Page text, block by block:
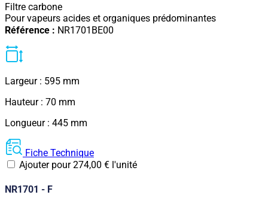
Filtre carbone
Pour vapeurs acides et organiques prédominantes
Référence : NR1701BE00
Largeur : 595 mm
Hauteur : 70 mm
Longueur : 445 mm
Fiche Technique
Ajouter pour274,00 € l'unité
NR1701 - F